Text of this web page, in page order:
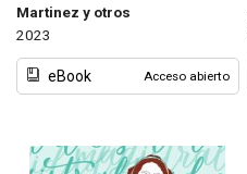
Martinez y otros
2023
eBook Acceso abierto